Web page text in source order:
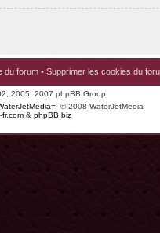
du forum • Supprimer les cookies du
2005, 2007 phpBB Group
© 2008 WaterJetMedia
& phpBB.biz